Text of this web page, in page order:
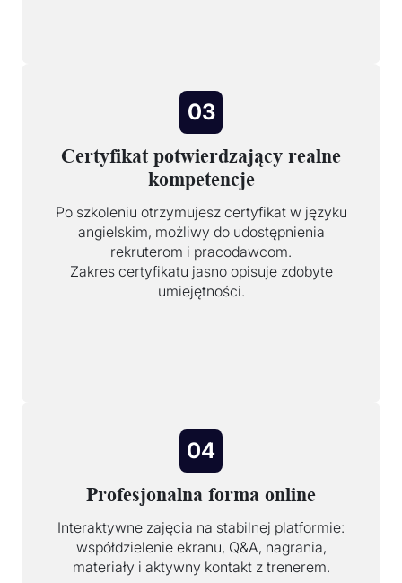
03
Certyfikat potwierdzający realne
kompetencje
Po szkoleniu otrzymujesz certyfikat w języku
angielskim, możliwy do udostępnienia
rekruterom i pracodawcom.
Zakres certyfikatu jasno opisuje zdobyte
umiejętności.
04
Profesjonalna forma online
Interaktywne zajęcia na stabilnej platformie:
współdzielenie ekranu, Q&A, nagrania,
materiały i aktywny kontakt z trenerem.